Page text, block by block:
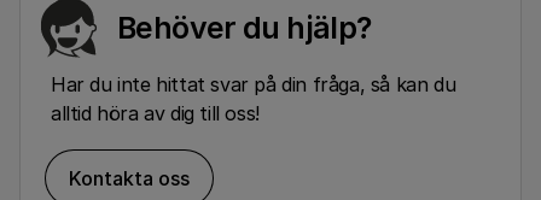
Behöver du hjälp?
Har du inte hittat svar på din fråga, så kan du
alltid höra av dig till oss!
Kontakta oss